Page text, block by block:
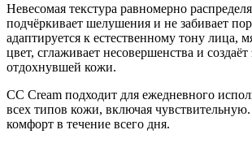
Невесомая текстура равномерно
подчёркивает шелушения и не забивает
адаптируется к естественному тону лица,
цвет, сглаживает несовершенства и
отдохнувшей кожи.
CC Cream подходит для ежедневного
всех типов кожи, включая
комфорт в течение всего дня.